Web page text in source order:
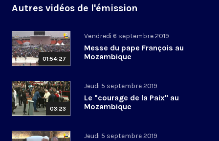
Autres vidéos de l'émission
01:54:27
Vendredi 6 septembre 2019
Messe du pape François au
Mozambique
03:23
Jeudi 5 septembre 2019
Le "courage de la Paix" au
Mozambique
Jeudi 5 septembre 2019